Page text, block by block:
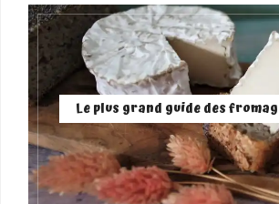
Le plus grand guide des